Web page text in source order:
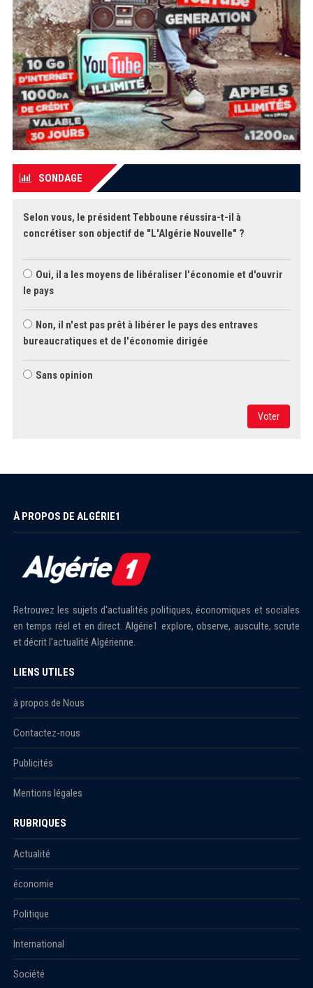
SONDAGE
Selon vous, le président Tebboune réussira-t-il à
concrétiser son objectif de "L'Algérie Nouvelle" ?
Oui, il a les moyens de libéraliser l'économie et d'ouvrir
le pays
Non, il n'est pas prêt à libérer le pays des entraves
bureaucratiques et de l'économie dirigée
Sans opinion
Voter
À PROPOS DE ALGÉRIE1
Retrouvez les sujets d'actualités politiques, économiques et sociales
en temps réel et en direct. Algérie1 explore, observe, ausculte, scrute
et décrit l'actualité Algérienne.
LIENS UTILES
à propos de Nous
Contactez-nous
Publicités
Mentions légales
RUBRIQUES
Actualité
économie
Politique
International
Société